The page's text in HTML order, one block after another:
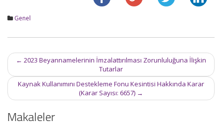
Genel
Post
navigation
← 2023 Beyannamelerinin İmzalattırılması Zorunluluğuna İlişkin
Tutarlar
Kaynak Kullanımını Destekleme Fonu Kesintisi Hakkında Karar
(Karar Sayısı: 6657) →
Makaleler